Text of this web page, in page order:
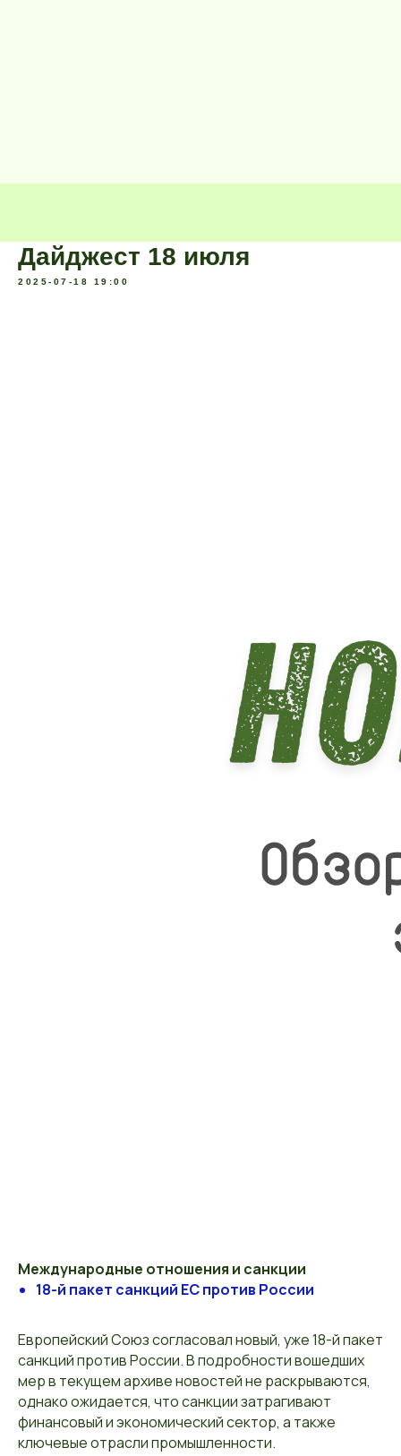
Дайджест 18 июля
2025-07-18 19:00
Международные отношения и санкции
18-й пакет санкций ЕС против России
Европейский Союз согласовал новый, уже 18-й пакет
санкций против России. В подробности вошедших
мер в текущем архиве новостей не раскрываются,
однако ожидается, что санкции затрагивают
финансовый и экономический сектор, а также
ключевые отрасли промышленности.